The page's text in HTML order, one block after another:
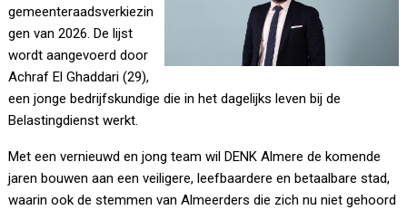
gemeenteraadsverkiezin
gen van 2026. De lijst
wordt aangevoerd door
Achraf El Ghaddari (29),
een jonge bedrijfskundige die in het dagelijks leven bij de
Belastingdienst werkt.
Met een vernieuwd en jong team wil DENK Almere de komende
jaren bouwen aan een veiligere, leefbaardere en betaalbare stad,
waarin ook de stemmen van Almeerders die zich nu niet gehoord